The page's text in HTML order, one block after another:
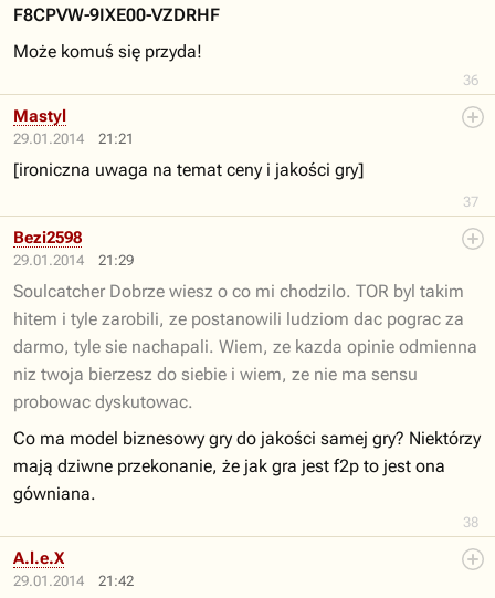
36
F8CPVW-9IXE00-VZDRHF
Może komuś się przyda!
29.01.2014 21:21
37
Mastyl
[ironiczna uwaga na temat ceny i jakości gry]
29.01.2014 21:29
38
Bezi2598
Soulcatcher Dobrze wiesz o co mi chodzilo. TOR byl takim
hitem i tyle zarobili, ze postanowili ludziom dac pograc za
darmo, tyle sie nachapali. Wiem, ze kazda opinie odmienna
niz twoja bierzesz do siebie i wiem, ze nie ma sensu
probowac dyskutowac.
Co ma model biznesowy gry do jakości samej gry? Niektórzy
mają dziwne przekonanie, że jak gra jest f2p to jest ona
gówniana.
29.01.2014 21:42
A.l.e.X